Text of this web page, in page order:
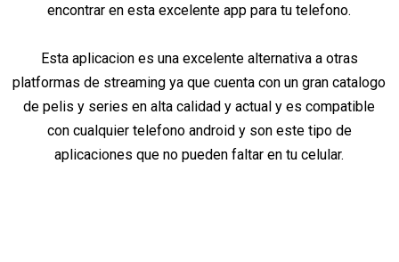
encontrar en esta excelente app para tu telefono.
Esta aplicacion es una excelente alternativa a otras
platformas de streaming ya que cuenta con un gran catalogo
de pelis y series en alta calidad y actual y es compatible
con cualquier telefono android y son este tipo de
aplicaciones que no pueden faltar en tu celular.